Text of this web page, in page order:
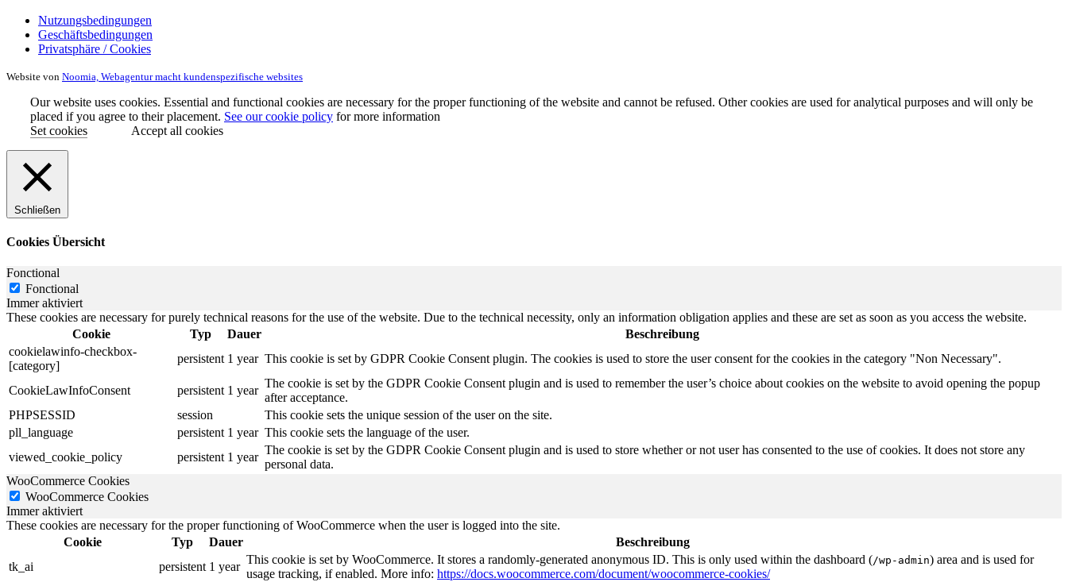
Nutzungsbedingungen
Geschäftsbedingungen
Privatsphäre / Cookies
Website von Noomia, Webagentur macht kundenspezifische websites
Our website uses cookies. Essential and functional cookies are necessary for the proper functioning of the website and cannot be refused. Other cookies are used for analytical purposes and will only be
placed if you agree to their placement. See our cookie policy for more information
Set cookies
Accept all cookies
Schließen
Cookies Übersicht
Fonctional
Fonctional
Immer aktiviert
These cookies are necessary for purely technical reasons for the use of the website. Due to the technical necessity, only an information obligation applies and these are set as soon as you access the website.
Cookie
Typ Dauer
Beschreibung
cookielawinfo-checkbox-
[category]
persistent 1 year This cookie is set by GDPR Cookie Consent plugin. The cookies is used to store the user consent for the cookies in the category "Non Necessary".
CookieLawInfoConsent persistent 1 year
The cookie is set by the GDPR Cookie Consent plugin and is used to remember the user’s choice about cookies on the website to avoid opening the popup
after acceptance.
PHPSESSID
session
This cookie sets the unique session of the user on the site.
pll_language
persistent 1 year This cookie sets the language of the user.
viewed_cookie_policy
persistent 1 year
The cookie is set by the GDPR Cookie Consent plugin and is used to store whether or not user has consented to the use of cookies. It does not store any
personal data.
WooCommerce Cookies
WooCommerce Cookies
Immer aktiviert
These cookies are necessary for the proper functioning of WooCommerce when the user is logged into the site.
Cookie
Typ Dauer
Beschreibung
tk_ai
persistent 1 year
This cookie is set by WooCommerce. It stores a randomly-generated anonymous ID. This is only used within the dashboard (/wp-admin) area and is used for
usage tracking, if enabled. More info: https://docs.woocommerce.com/document/woocommerce-cookies/